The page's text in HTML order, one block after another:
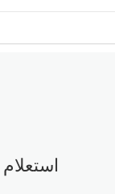
استعلام